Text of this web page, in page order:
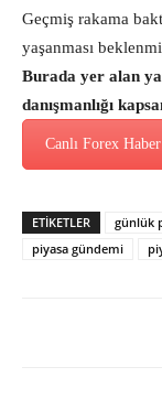
Geçmiş rakama
yaşanması
Burada yer alan
danışmanlığı
Canlı Forex
ETİKETLER günlük
piyasa gündemi